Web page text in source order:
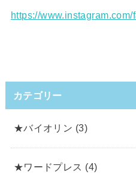
https://
カテゴリー
★バイオリン (3)
★ワードプレス (4)